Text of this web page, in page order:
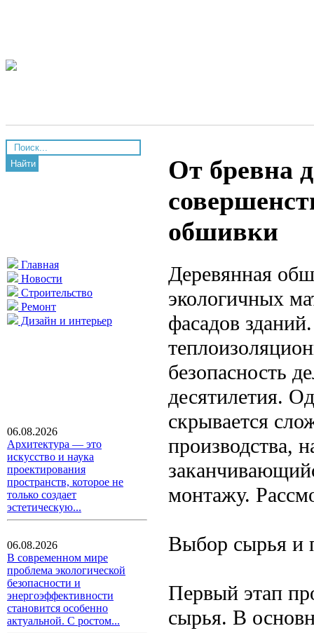
Найти
Главная
Новости
Строительство
Ремонт
Дизайн и интерьер
06.08.2026
Архитектура — это
искусство и наука
проектирования
пространств, которое не
только создает
эстетическую...
06.08.2026
В современном мире
проблема экологической
безопасности и
энергоэффективности
становится особенно
актуальной. С ростом...
От бревна
обшивки
Деревянная
экологичных
фасадов
безопасность
десятилетия.
скрывается
производства,
монтажу.
Выбор сырья и
Первый этап
сырья. В